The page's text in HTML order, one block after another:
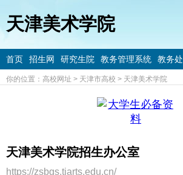
天津美术学院
首页 招生网 研究生院 教务管理系统 教务处
你的位置： 高校网址 > 天津市高校 > 天津美术学院
天津美术学院招生办公室
https://zsbgs.tjarts.edu.cn/